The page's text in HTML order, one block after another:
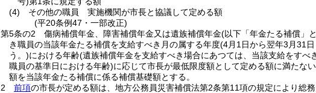
(4)
その他の職員 実施機関が市長と協議して定める額
(平20条例47・一部改正)
第5条の2
傷病補償年金、障害補償年金又は遺族補償年金(以下「年金たる補償」
き職員の当該年金たる補償を支給すべき月の属する年度(4月1日から翌年3月31
う。)における年齢(遺族補償年金を支給すべき場合にあつては、当該支給をす
職員の基準日における年齢)に応じて市長が最低限度額として定める額に満たな
額を当該年金たる補償に係る補償基礎額とする。
2
前項の市長が定める額は、地方公務員災害補償法第2条第11項の規定により総